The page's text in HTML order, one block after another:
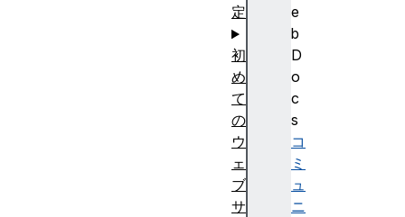
e
b
D
o
c
s
コ
ミ
ュ
ニ
定
初
め
て
の
ウ
ェ
ブ
サ